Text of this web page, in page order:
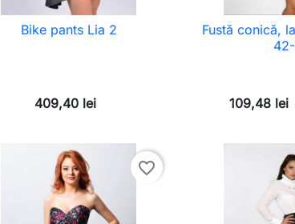
Bike pants Lia 2
409,40 lei
Fustă conică,
109,48 lei
favorite_border